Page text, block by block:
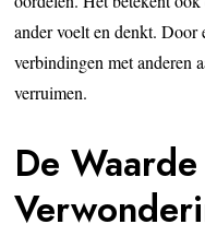
ander voelt en denkt. Door
verbindingen met anderen
verruimen.
De